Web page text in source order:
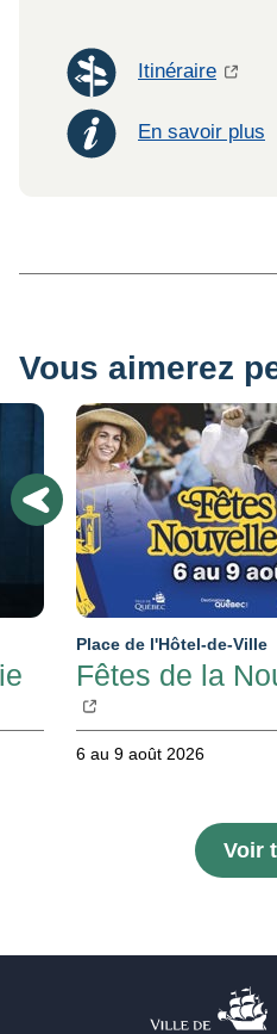
Itinéraire
En savoir plus
Vous aimerez
Place de l'Hôtel-de-Ville
Fêtes de la
6 au 9 août 2026
Voir